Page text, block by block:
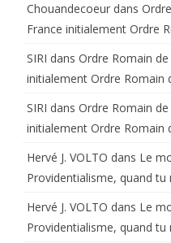
Chouandecoeur dans
France initialement Ordre
SIRI dans Ordre Romain
initialement Ordre Romain
SIRI dans Ordre Romain
initialement Ordre Romain
Hervé J. VOLTO dans Le
Providentialisme, quand
Hervé J. VOLTO dans Le
Providentialisme, quand